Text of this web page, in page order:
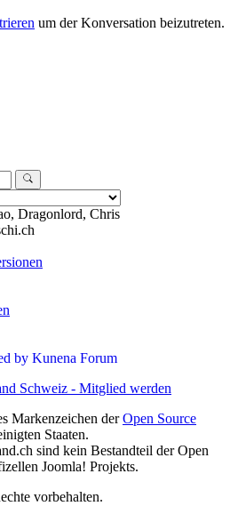
um der Konversation beizutreten.
, Dragonlord, Chris
by Kunena Forum
Markenzeichen derOpen Source
Staaten.
sind kein Bestandteil der Open
Joomla! Projekts.
vorbehalten.